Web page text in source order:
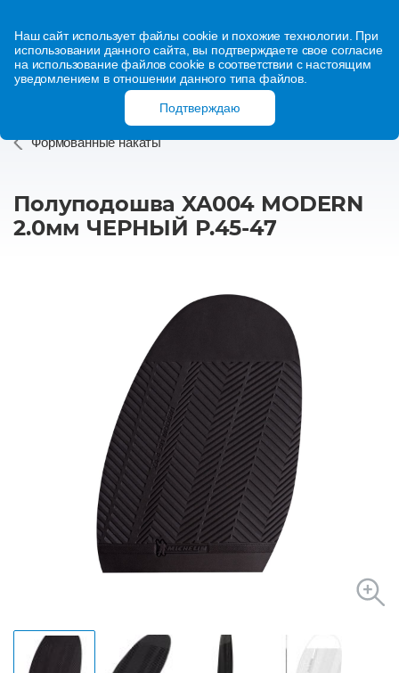
Наш сайт использует файлы cookie и похожие технологии. При
использовании данного сайта, вы подтверждаете свое согласие
на использование файлов cookie в соответствии с настоящим
уведомлением в отношении данного типа файлов.
Подтверждаю
Формованные накаты
Полуподошва XA004 MODERN
2.0мм ЧЕРНЫЙ Р.45-47